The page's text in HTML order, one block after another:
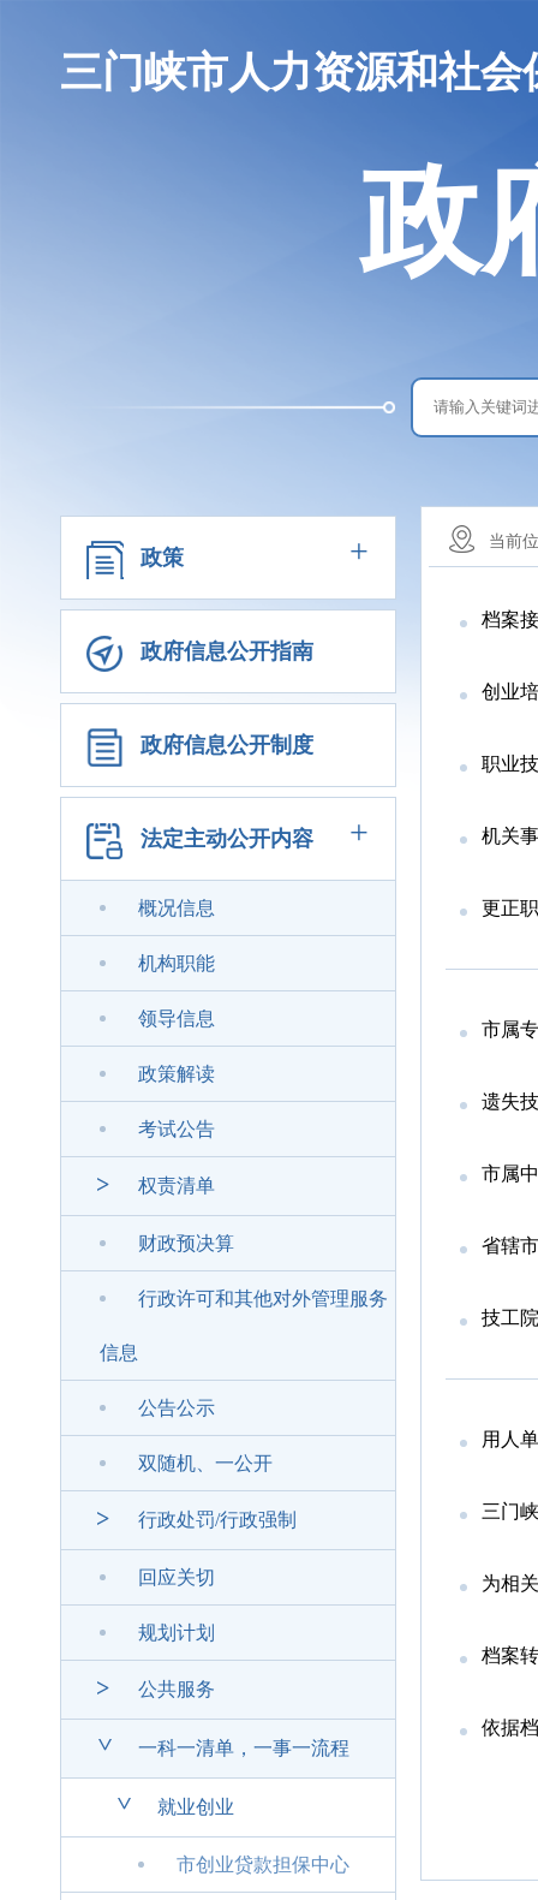
三门峡市人力资源和社会
政
政策 +
政府信息公开指南
政府信息公开制度
法定主动公开内容 +
概况信息
机构职能
领导信息
政策解读
考试公告
> 权责清单
财政预决算
行政许可和其他对外管理服务
信息
公告公示
双随机、一公开
> 行政处罚/行政强制
回应关切
规划计划
> 公共服务
> 一科一清单，一事一流程
> 就业创业
市创业贷款担保中心
当前
档案
创业
职业
机关
更正
市属
遗失
市属
省辖
技工
用人
三门
为相
档案
依据